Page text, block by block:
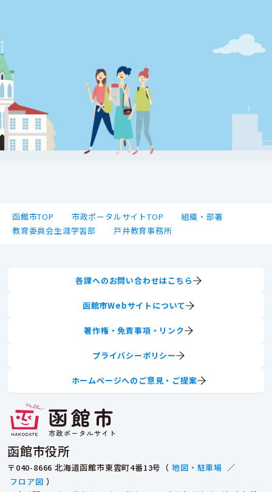
函館市TOP 市政ポータルサイトTOP
組織・部署
教育委員会生涯学習部
戸井教育事務所
函館市役所
〒040-8666 北海道函館市東雲町4番13号（ 地図・駐車場 ／
フロア図 ）
各課へのお問い合わせはこちら
函館市Webサイトについて
著作権・免責事項・リンク
プライバシーポリシー
ホームページへのご意見・ご提案